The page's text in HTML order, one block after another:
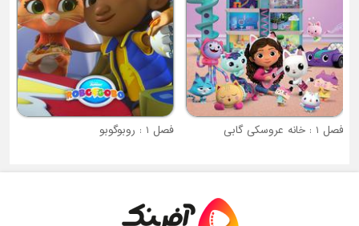
فصل 1 : خانه عروسکی گابی فصل 1 : روبوگوبو